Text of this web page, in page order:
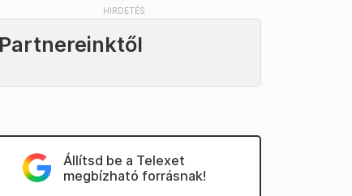
Partnereinktől
Állítsd be a Telexet
megbízható forrásnak!